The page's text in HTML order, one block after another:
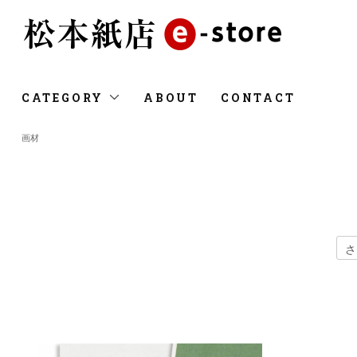
CATEGORY ABOUT CONTACT
画材